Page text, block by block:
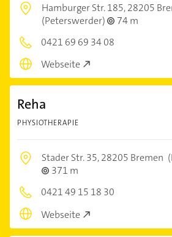
Hamburger Str. 185,28205
(Peterswerder)
74 m
0421 69 69 34 08
Webseite
Reha
PHYSIOTHERAPIE
Stader Str. 35,28205 Bremen
371 m
0421 49 15 18 30
Webseite